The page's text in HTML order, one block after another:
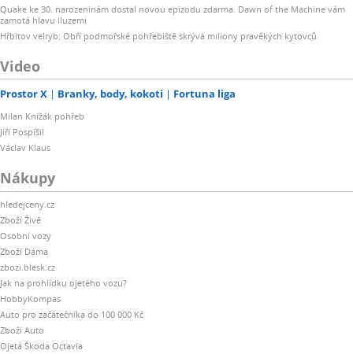
Quake ke 30. narozeninám dostal novou epizodu zdarma. Dawn of the Machine vám
zamotá hlavu iluzemi
Hřbitov velryb: Obří podmořské pohřebiště skrývá miliony pravěkých kytovců
Video
Prostor X Branky, body, kokoti Fortuna liga
Milan Knížák pohřeb
Jiří Pospíšil
Václav Klaus
Nákupy
hledejceny.cz
Zboží Živě
Osobní vozy
Zboží Dáma
zbozi.blesk.cz
Jak na prohlídku ojetého vozu?
HobbyKompas
Auto pro začátečníka do 100 000 Kč
Zboží Auto
Ojetá Škoda Octavia